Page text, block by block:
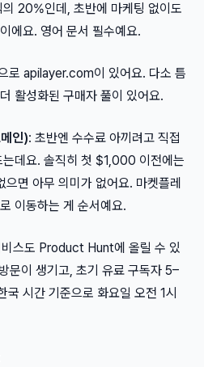
20%인데, 초반에 마케팅 없이도
에요. 영어 문서 필수예요.
로 apilayer.com이 있어요. 다소 틈
활성화된 구매자 풀이 있어요.
인): 초반엔 수수료 아끼려고 직접
데요. 솔직히 첫 $1,000 이전에는
으면 아무 의미가 없어요. 마켓플레
이동하는 게 순서예요.
스도 Product Hunt에 올릴 수 있
문이 생기고, 초기 유료 구독자 5–
시간 기준으로 화요일 오전 1시